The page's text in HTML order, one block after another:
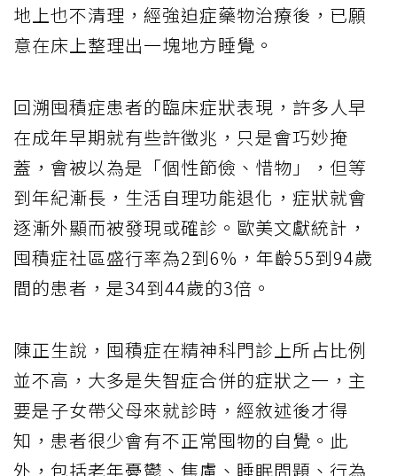
地上也不清理，經強迫症藥物治療後，已願
意在床上整理出一塊地方睡覺。
回溯囤積症患者的臨床症狀表現，許多人早
在成年早期就有些許徵兆，只是會巧妙掩
蓋，會被以為是「個性節儉、惜物」，但等
到年紀漸長，生活自理功能退化，症狀就會
逐漸外顯而被發現或確診。歐美文獻統計，
囤積症社區盛行率為2到6%，年齡55到94歲
間的患者，是34到44歲的3倍。
陳正生說，囤積症在精神科門診上所占比例
並不高，大多是失智症合併的症狀之一，主
要是子女帶父母來就診時，經敘述後才得
知，患者很少會有不正常囤物的自覺。此
外，包括老年憂鬱、焦慮、睡眠問題、行為